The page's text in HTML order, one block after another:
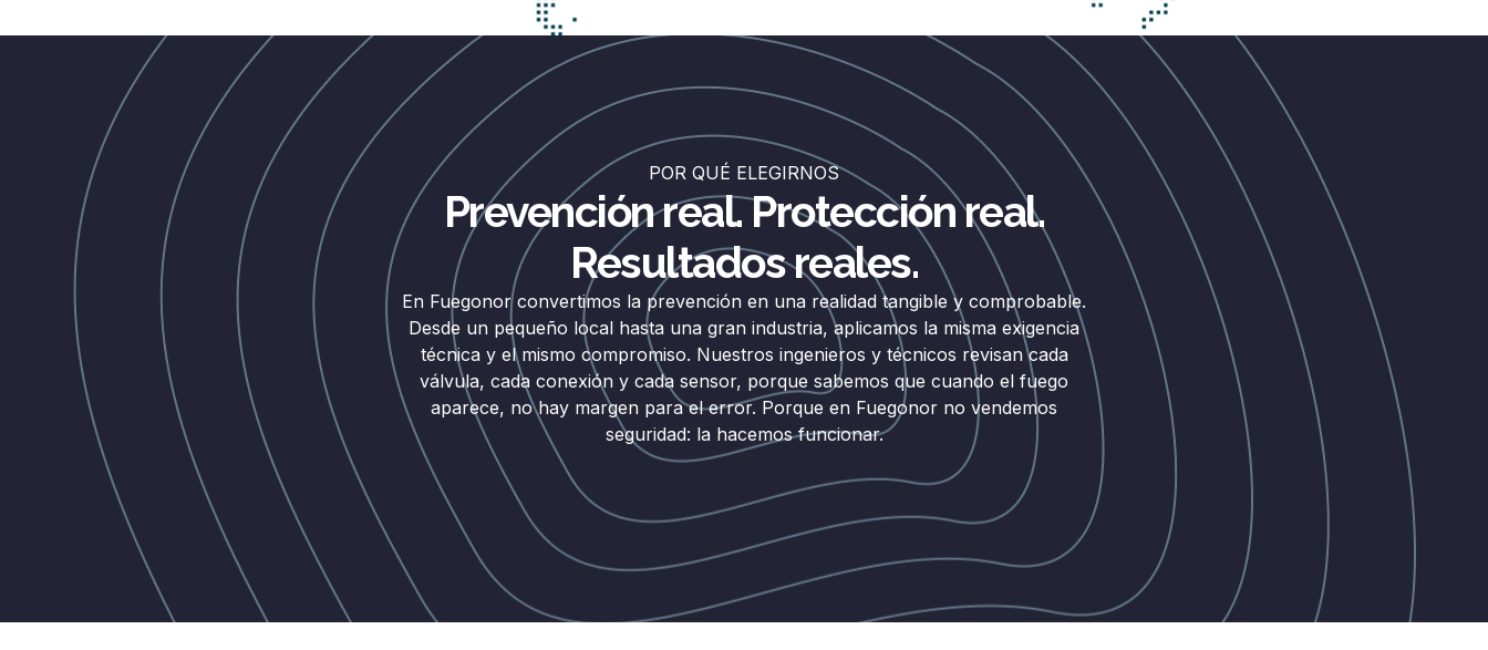
POR QUÉ ELEGIRNOS
Prevención real. Protección real.
Resultados reales.
En Fuegonor convertimos la prevención en una realidad tangible y comprobable.
Desde un pequeño local hasta una gran industria, aplicamos la misma exigencia
técnica y el mismo compromiso. Nuestros ingenieros y técnicos revisan cada
válvula, cada conexión y cada sensor, porque sabemos que cuando el fuego
aparece, no hay margen para el error. Porque en Fuegonor no vendemos
seguridad: la hacemos funcionar.